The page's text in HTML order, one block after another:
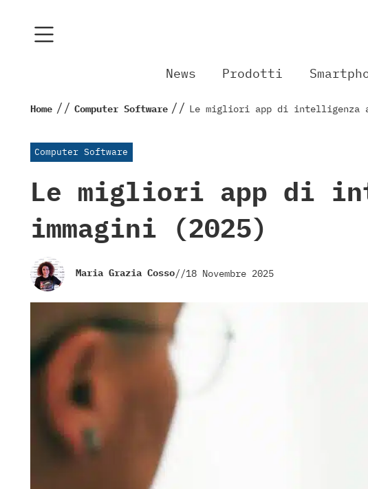
News Prodotti
Home // Computer Software // Le migliori app di intelligenza
Computer Software
Le migliori app di
immagini (2025)
Maria Grazia Cosso//18 Novembre 2025